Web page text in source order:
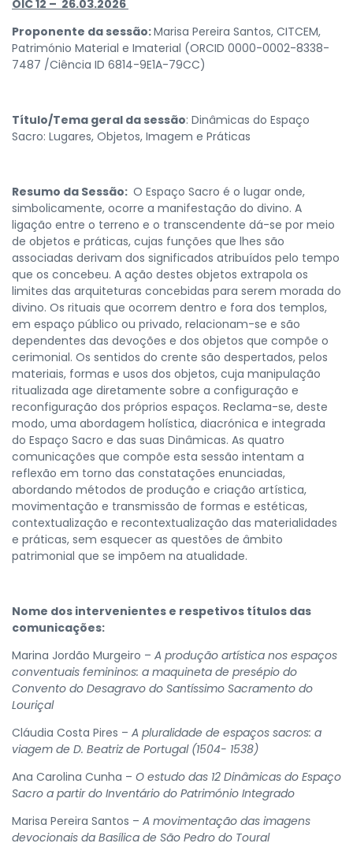
OIC 12 – 26.03.2026
Proponente da sessão:Marisa Pereira Santos, CITCEM,
Património Material e Imaterial (ORCID 0000-0002-8338-
7487 /Ciência ID 6814-9E1A-79CC)
Título/Tema geral da sessão: Dinâmicas do Espaço
Sacro: Lugares, Objetos, Imagem e Práticas
Resumo da Sessão: O Espaço Sacro é o lugar onde,
simbolicamente, ocorre a manifestação do divino. A
ligação entre o terreno e o transcendente dá-se por meio
de objetos e práticas, cujas funções que lhes são
associadas derivam dos significados atribuídos pelo tempo
que os concebeu. A ação destes objetos extrapola os
limites das arquiteturas concebidas para serem morada do
divino. Os rituais que ocorrem dentro e fora dos templos,
em espaço público ou privado, relacionam-se e são
dependentes das devoções e dos objetos que compõe o
cerimonial. Os sentidos do crente são despertados, pelos
materiais, formas e usos dos objetos, cuja manipulação
ritualizada age diretamente sobre a configuração e
reconfiguração dos próprios espaços. Reclama-se, deste
modo, uma abordagem holística, diacrónica e integrada
do Espaço Sacro e das suas Dinâmicas. As quatro
comunicações que compõe esta sessão intentam a
reflexão em torno das constatações enunciadas,
abordando métodos de produção e criação artística,
movimentação e transmissão de formas e estéticas,
contextualização e recontextualização das materialidades
e práticas, sem esquecer as questões de âmbito
patrimonial que se impõem na atualidade.
Nome dos intervenientes e respetivos títulos das
comunicações:
Marina Jordão Murgeiro – A produção artística nos espaços
conventuais femininos: a maquineta de presépio do
Convento do Desagravo do Santíssimo Sacramento do
Louriçal
Cláudia Costa Pires – A pluralidade de espaços sacros: a
viagem de D. Beatriz de Portugal (1504- 1538)
Ana Carolina Cunha – O estudo das 12 Dinâmicas do Espaço
Sacro a partir do Inventário do Património Integrado
Marisa Pereira Santos – A movimentação das imagens
devocionais da Basílica de São Pedro do Toural